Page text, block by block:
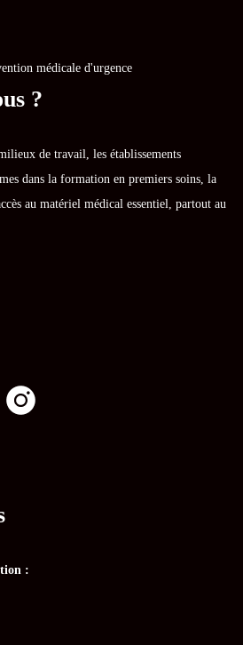
?
de travail, les établissements
dans la formation en premiers soins, la
au matériel médical essentiel, partout au
: